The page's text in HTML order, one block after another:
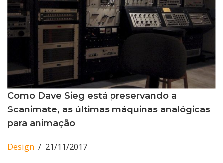
Como Dave Sieg está preservando a
Scanimate, as últimas máquinas analógicas
para animação
Design 21/11/2017